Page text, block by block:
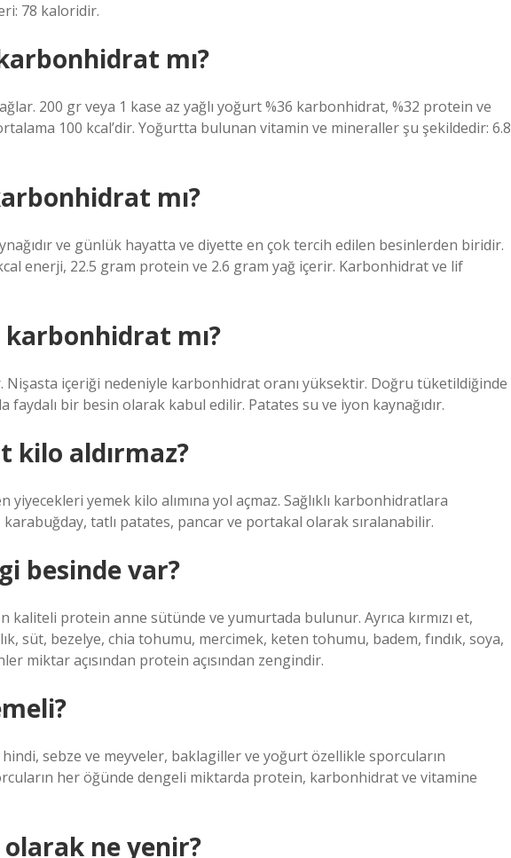
78 kaloridir.
mı?
200 gr veya 1 kase az yağlı yoğurt %36 karbonhidrat, %32 protein ve
100 kcal’dir. Yoğurtta bulunan vitamin ve mineraller şu şekildedir: 6.8
mı?
ve günlük hayatta ve diyette en çok tercih edilen besinlerden biridir.
enerji, 22.5 gram protein ve 2.6 gram yağ içerir. Karbonhidrat ve lif
mı?
Nişasta içeriği nedeniyle karbonhidrat oranı yüksektir. Doğru tüketildiğinde
faydalı bir besin olarak kabul edilir. Patates su ve iyon kaynağıdır.
kilo aldırmaz?
yemek kilo alımına yol açmaz. Sağlıklı karbonhidratlara
tatlı patates, pancar ve portakal olarak sıralanabilir.
besinde var?
kaliteli protein anne sütünde ve yumurtada bulunur. Ayrıca kırmızı et,
süt, bezelye, chia tohumu, mercimek, keten tohumu, badem, fındık, soya,
miktar açısından protein açısından zengindir.
hindi, sebze ve meyveler, baklagiller ve yoğurt özellikle sporcuların
her öğünde dengeli miktarda protein, karbonhidrat ve vitamine
ne yenir?